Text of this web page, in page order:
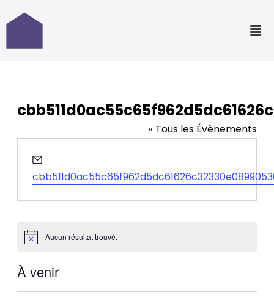
au
« Tous les Évènements
NoticeAucun résultat trouvé.
À venir